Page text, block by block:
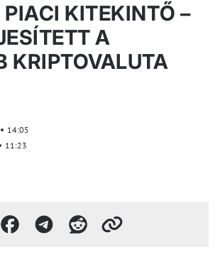
PIACI KITEKINTŐ –
A
KRIPTOVALUTA
14:05
11:23